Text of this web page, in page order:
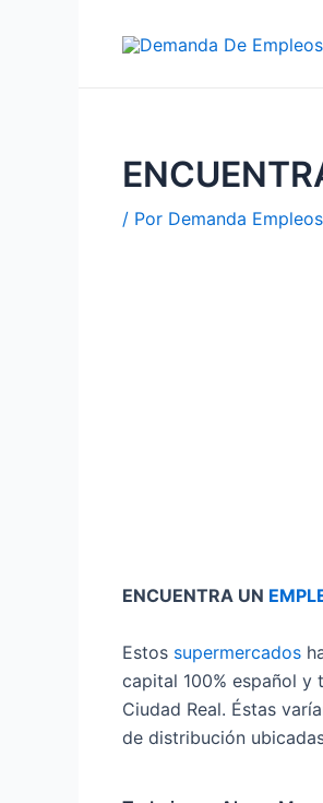
/ Por Demanda Empleos
ENCUENTRA UN
Estos supermercados
capital 100% español y
Ciudad Real. Éstas
de distribución